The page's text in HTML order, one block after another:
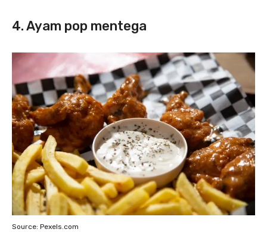
4. Ayam pop mentega
Source: Pexels.com